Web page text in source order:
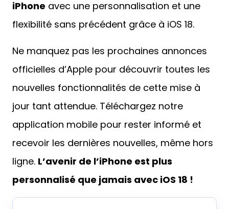
iPhone avec une personnalisation et une
flexibilité sans précédent grâce à iOS 18.
Ne manquez pas les prochaines annonces
officielles d’Apple pour découvrir toutes les
nouvelles fonctionnalités de cette mise à
jour tant attendue. Téléchargez notre
application mobile pour rester informé et
recevoir les dernières nouvelles, même hors
ligne. L’avenir de l’iPhone est plus
personnalisé que jamais avec iOS 18 !